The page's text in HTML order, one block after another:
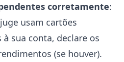
corretamente:
usam cartões
sua conta, declare os
(se houver).